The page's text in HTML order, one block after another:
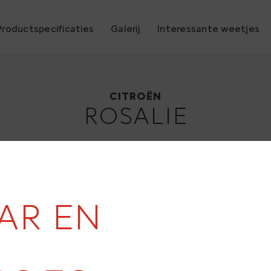
Galerij Interessante weetjes
EN
CITROËN
ROSALIE